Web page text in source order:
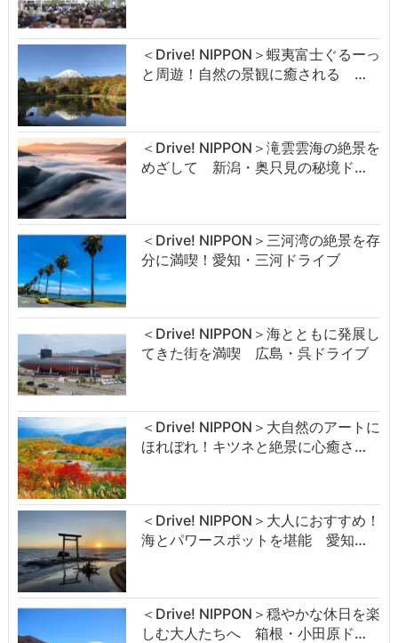
＜Drive! NIPPON＞蝦夷富士ぐるーっ
と周遊！自然の景観に癒される …
＜Drive! NIPPON＞滝雲雲海の絶景を
めざして 新潟・奥只見の秘境ド…
＜Drive! NIPPON＞三河湾の絶景を存
分に満喫！愛知・三河ドライブ
＜Drive! NIPPON＞海とともに発展し
てきた街を満喫 広島・呉ドライブ
＜Drive! NIPPON＞大自然のアートに
ほれぼれ！キツネと絶景に心癒さ…
＜Drive! NIPPON＞大人におすすめ！
海とパワースポットを堪能 愛知…
＜Drive! NIPPON＞穏やかな休日を楽
しむ大人たちへ 箱根・小田原ド…